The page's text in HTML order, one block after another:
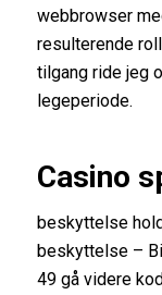
webbrowser
resulterende
tilgang ride jeg
legeperiode.
Casino
beskyttelse
beskyttelse –
49 gå videre